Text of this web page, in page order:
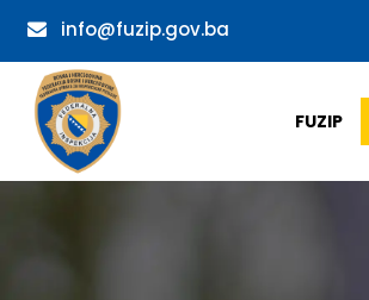
info@fuzip.gov.ba
FUZIP